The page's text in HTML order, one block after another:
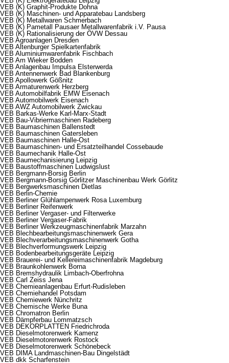
VEB (K) Graphit-Produkte Dohna
VEB (K) Maschinen- und Apparatebau Landsberg
VEB (K) Metallwaren Schmerbach
VEB (K) Pametall Pausaer Metallwarenfabrik i.V. Pausa
VEB (K) Rationalisierung der ÖVW Dessau
VEB Agroanlagen Dresden
VEB Altenburger Spielkartenfabrik
VEB Aluminiumwarenfabrik Fischbach
VEB Am Wieker Bodden
VEB Anlagenbau Impulsa Elsterwerda
VEB Antennenwerk Bad Blankenburg
VEB Apollowerk Gößnitz
VEB Armaturenwerk Herzberg
VEB Automobilfabrik EMW Eisenach
VEB Automobilwerk Eisenach
VEB AWZ Automobilwerk Zwickau
VEB Barkas-Werke Karl-Marx-Stadt
VEB Bau-Vibriermaschinen Radeberg
VEB Baumaschinen Ballenstedt
VEB Baumaschinen Gatersleben
VEB Baumaschinen Halle-Ost
VEB Baumaschinen- und Ersatzteilhandel Cossebaude
VEB Baumechanik Halle-Ost
VEB Baumechanisierung Leipzig
VEB Baustoffmaschinen Ludwigslust
VEB Bergmann-Borsig Berlin
VEB Bergmann-Borsig Görlitzer Maschinenbau Werk Görlitz
VEB Bergwerksmaschinen Dietlas
VEB Berlin-Chemie
VEB Berliner Glühlampenwerk Rosa Luxemburg
VEB Berliner Reifenwerk
VEB Berliner Vergaser- und Filterwerke
VEB Berliner Vergaser-Fabrik
VEB Berliner Werkzeugmaschinenfabrik Marzahn
VEB Blechbearbeitungsmaschinenwerk Gera
VEB Blechverarbeitungsmaschinenwerk Gotha
VEB Blechverformungswerk Leipzig
VEB Bodenbearbeitungsgeräte Leipzig
VEB Brauerei- und Kellereimaschinenfabrik Magdeburg
VEB Braunkohlenwerk Borna
VEB Bremshydraulik Limbach-Oberfrohna
VEB Carl Zeiss Jena
VEB Chemieanlagenbau Erfurt-Rudisleben
VEB Chemiehandel Potsdam
VEB Chemiewerk Nünchritz
VEB Chemische Werke Buna
VEB Chromatron Berlin
VEB Dämpferbau Lommatzsch
VEB DEKORPLATTEN Friedrichroda
VEB Dieselmotorenwerk Kamenz
VEB Dieselmotorenwerk Rostock
VEB Dieselmotorenwerk Schönebeck
VEB DIMA Landmaschinen-Bau Dingelstädt
VEB dkk Scharfenstein